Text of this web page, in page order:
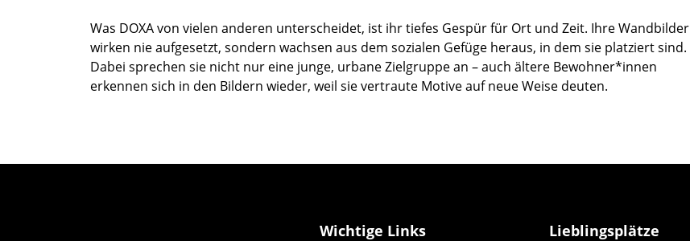
Was DOXA von vielen anderen unterscheidet, ist ihr tiefes Gespür für Ort und Zeit. Ihre Wandbilder
wirken nie aufgesetzt, sondern wachsen aus dem sozialen Gefüge heraus, in dem sie platziert sind.
Dabei sprechen sie nicht nur eine junge, urbane Zielgruppe an – auch ältere Bewohner*innen
erkennen sich in den Bildern wieder, weil sie vertraute Motive auf neue Weise deuten.
Wichtige Links Lieblingsplätze